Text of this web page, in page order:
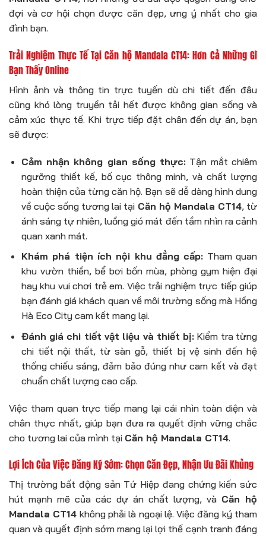
đợi và cơ hội chọn được căn đẹp, ưng ý nhất cho gia
đình bạn.
Trải Nghiệm Thực Tế Tại Căn hộ Mandala CT14: Hơn Cả Những Gì
Bạn Thấy Online
Hình ảnh và thông tin trực tuyến dù chi tiết đến đâu
cũng khó lòng truyền tải hết được không gian sống và
cảm xúc thực tế. Khi trực tiếp đặt chân đến dự án, bạn
sẽ được:
Cảm nhận không gian sống thực: Tận mắt chiêm
ngưỡng thiết kế, bố cục thông minh, và chất lượng
hoàn thiện của từng căn hộ. Bạn sẽ dễ dàng hình dung
về cuộc sống tương lai tại Căn hộ Mandala CT14, từ
ánh sáng tự nhiên, luồng gió mát đến tầm nhìn ra cảnh
quan xanh mát.
Khám phá tiện ích nội khu đẳng cấp: Tham quan
khu vườn thiền, bể bơi bốn mùa, phòng gym hiện đại
hay khu vui chơi trẻ em. Việc trải nghiệm trực tiếp giúp
bạn đánh giá khách quan về môi trường sống mà Hồng
Hà Eco City cam kết mang lại.
Đánh giá chi tiết vật liệu và thiết bị: Kiểm tra từng
chi tiết nội thất, từ sàn gỗ, thiết bị vệ sinh đến hệ
thống chiếu sáng, đảm bảo đúng như cam kết và đạt
chuẩn chất lượng cao cấp.
Việc tham quan trực tiếp mang lại cái nhìn toàn diện và
chân thực nhất, giúp bạn đưa ra quyết định vững chắc
cho tương lai của mình tại Căn hộ Mandala CT14.
Lợi Ích Của Việc Đăng Ký Sớm: Chọn Căn Đẹp, Nhận Ưu Đãi Khủng
Thị trường bất động sản Tứ Hiệp đang chứng kiến sức
hút mạnh mẽ của các dự án chất lượng, và Căn hộ
Mandala CT14 không phải là ngoại lệ. Việc đăng ký tham
quan và quyết định sớm mang lại lợi thế cạnh tranh đáng